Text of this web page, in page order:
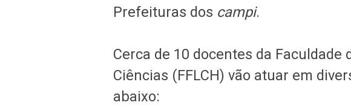
Prefeituras dos campi.
Cerca de 10 docentes da Faculdade
Ciências (FFLCH) vão atuar em
abaixo: